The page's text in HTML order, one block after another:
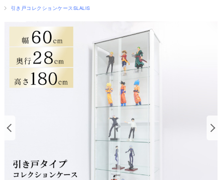
引き戸コレクションケースSLALIS